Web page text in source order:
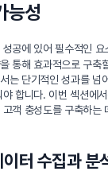
능성
공에 있어 필수적인 요
통해 효과적으로 구축
는 단기적인 성과를 넘
합니다. 이번 섹션에
객 충성도를 구축하는
터 수집과 분